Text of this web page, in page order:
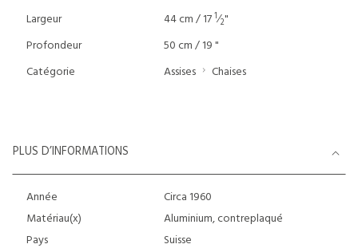
Largeur
44 cm / 171⁄2"
Profondeur
50 cm / 19 "
Catégorie
Assises Chaises
PLUS D’INFORMATIONS
Année
Circa 1960
Matériau(x)
Aluminium, contreplaqué
Pays
Suisse